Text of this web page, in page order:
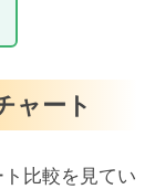
ャート
比較を見てい